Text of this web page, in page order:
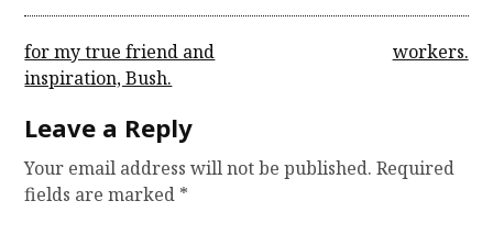
P
o
s
t
n
for my true friend and
inspiration, Bush.
workers.
Leave a Reply
Your email address will not be published. Required
fields are marked *